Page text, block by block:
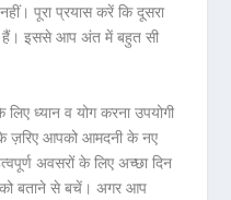
पूरा प्रयास करें कि दूसरा
हैं। इससे आप अंत में बहुत सी
ध्यान व योग करना उपयोगी
ज़रिए आपको आमदनी के नए
अवसरों के लिए अच्छा दिन
को बताने से बचें। अगर आप